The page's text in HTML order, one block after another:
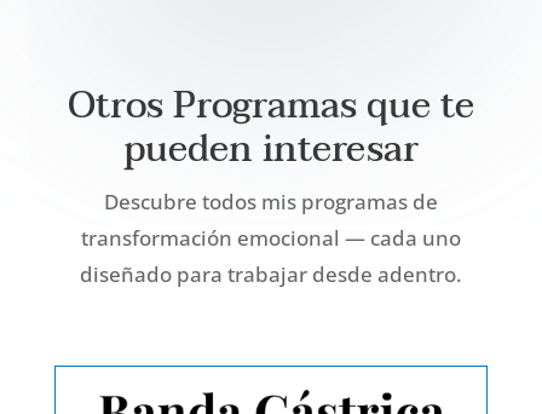
Otros Programas que te
pueden interesar
Descubre todos mis programas de
transformación emocional — cada uno
diseñado para trabajar desde adentro.